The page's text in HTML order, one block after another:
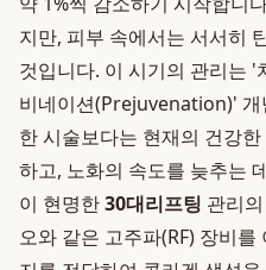
지만, 피부 속에서는 서서히
것입니다. 이 시기의 관리는
비네이션(Prejuvenation)' 개
한 시술보다는 현재의 건강
하고, 노화의 속도를 늦추는
이 현명한30대리프팅 관리
오와 같은 고주파(RF) 장비